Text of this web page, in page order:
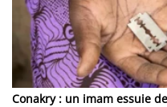
Conakry : un imam essuie